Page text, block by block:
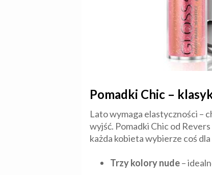
Pomadki Chic –
Lato wymaga elastyczności –
wyjść. Pomadki Chic od
każda kobieta wybierze coś
Trzy kolory nude–